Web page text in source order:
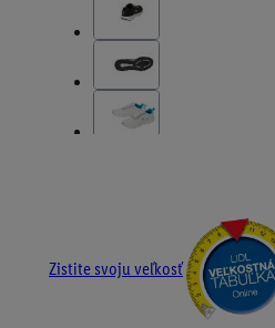
Zistite svoju veľkosť